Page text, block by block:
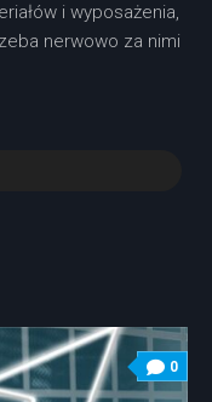
i wyposażenia,
nerwowo za nimi
0